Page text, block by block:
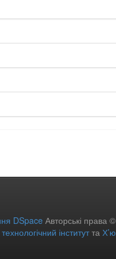
DSpace Авторські права
інститутта